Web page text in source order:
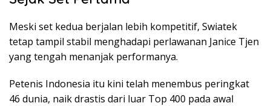
Meski set kedua berjalan lebih kompetitif, Swiatek
tetap tampil stabil menghadapi perlawanan Janice Tjen
yang tengah menanjak performanya.
Petenis Indonesia itu kini telah menembus peringkat
46 dunia, naik drastis dari luar Top 400 pada awal